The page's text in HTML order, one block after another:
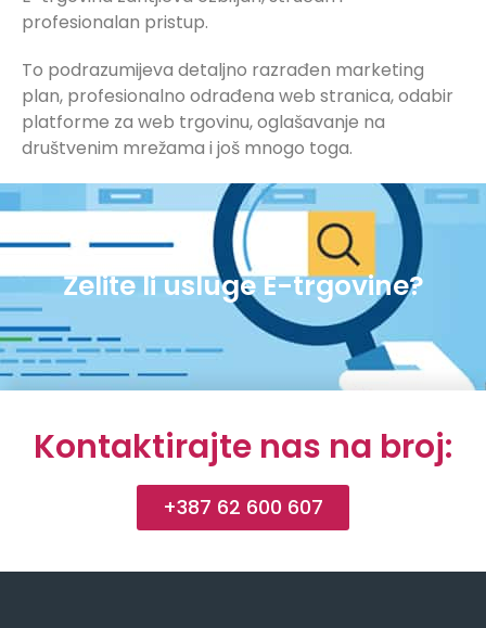
profesionalan pristup.
To podrazumijeva detaljno razrađen marketing
plan, profesionalno odrađena web stranica, odabir
platforme za web trgovinu, oglašavanje na
društvenim mrežama i još mnogo toga.
Želite li usluge E-trgovine?
Kontaktirajte nas na broj:
+387 62 600 607